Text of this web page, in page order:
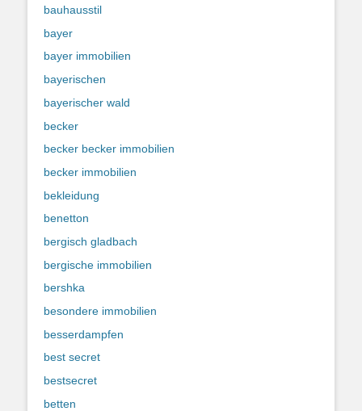
bauhausstil
bayer
bayer immobilien
bayerischen
bayerischer wald
becker
becker becker immobilien
becker immobilien
bekleidung
benetton
bergisch gladbach
bergische immobilien
bershka
besondere immobilien
besserdampfen
best secret
bestsecret
betten